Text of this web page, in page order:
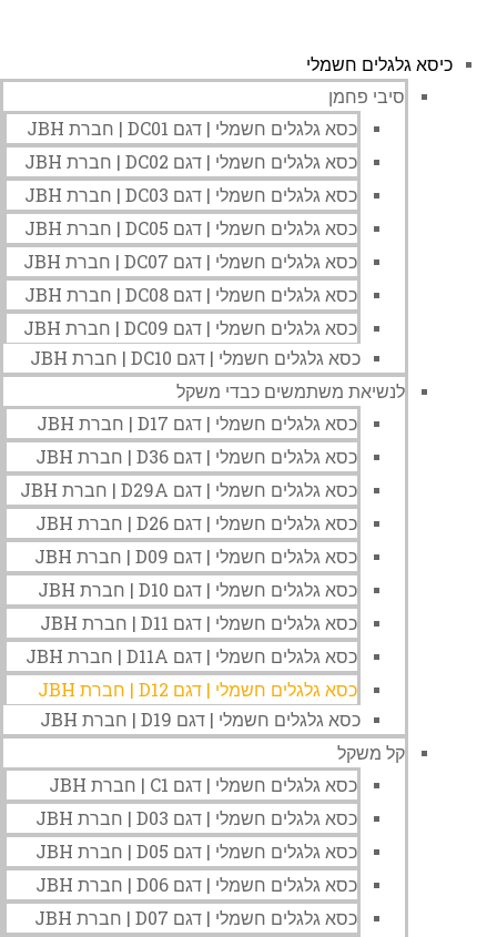
כיסא גלגלים חשמלי
סיבי פחמן
כסא גלגלים חשמלי | דגם DC01 | חברת JBH
כסא גלגלים חשמלי | דגם DC02 | חברת JBH
כסא גלגלים חשמלי | דגם DC03 | חברת JBH
כסא גלגלים חשמלי | דגם DC05 | חברת JBH
כסא גלגלים חשמלי | דגם DC07 | חברת JBH
כסא גלגלים חשמלי | דגם DC08 | חברת JBH
כסא גלגלים חשמלי | דגם DC09 | חברת JBH
כסא גלגלים חשמלי | דגם DC10 | חברת JBH
לנשיאת משתמשים כבדי משקל
כסא גלגלים חשמלי | דגם D17 | חברת JBH
כסא גלגלים חשמלי | דגם D36 | חברת JBH
כסא גלגלים חשמלי | דגם D29A | חברת JBH
כסא גלגלים חשמלי | דגם D26 | חברת JBH
כסא גלגלים חשמלי | דגם D09 | חברת JBH
כסא גלגלים חשמלי | דגם D10 | חברת JBH
כסא גלגלים חשמלי | דגם D11 | חברת JBH
כסא גלגלים חשמלי | דגם D11A | חברת JBH
כסא גלגלים חשמלי | דגם D12 | חברת JBH
כסא גלגלים חשמלי | דגם D19 | חברת JBH
קל משקל
כסא גלגלים חשמלי | דגם C1 | חברת JBH
כסא גלגלים חשמלי | דגם D03 | חברת JBH
כסא גלגלים חשמלי | דגם D05 | חברת JBH
כסא גלגלים חשמלי | דגם D06 | חברת JBH
כסא גלגלים חשמלי | דגם D07 | חברת JBH